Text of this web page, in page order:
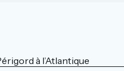
à l’Atlantique